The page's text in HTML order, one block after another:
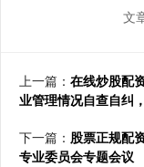
文
上一篇： 在线炒股配
业管理情况自查自纠
下一篇： 股票正规配
专业委员会专题会议